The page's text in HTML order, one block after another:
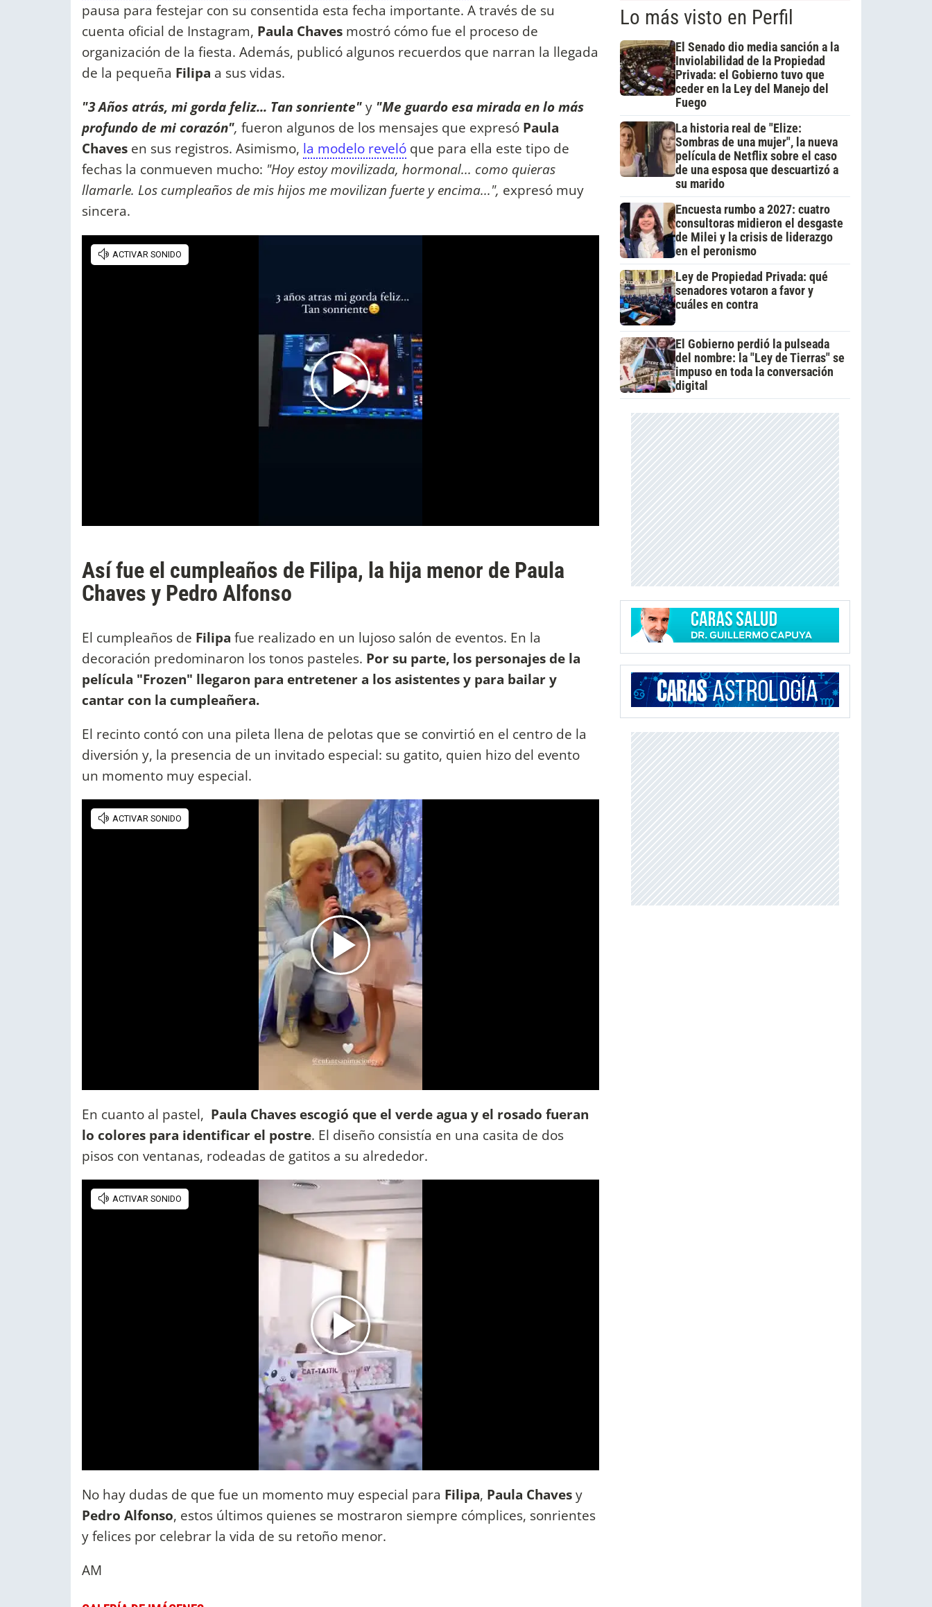
pausa para festejar con su consentida esta fecha importante. A través de su
cuenta oficial de Instagram, Paula Chaves mostró cómo fue el proceso de
organización de la fiesta. Además, publicó algunos recuerdos que narran la llegada
de la pequeña Filipa a sus vidas.
"3 Años atrás, mi gorda feliz... Tan sonriente"y "Me guardo esa mirada en lo más
profundo de mi corazón", fueron algunos de los mensajes que expresó Paula
Chaves en sus registros. Asimismo, la modelo reveló que para ella este tipo de
fechas la conmueven mucho: "Hoy estoy movilizada, hormonal... como quieras
llamarle. Los cumpleaños de mis hijos me movilizan fuerte y encima...", expresó muy
sincera.
Así fue el cumpleaños de Filipa, la hija menor de Paula
Chaves y Pedro Alfonso
El cumpleaños de Filipa fue realizado en un lujoso salón de eventos. En la
decoración predominaron los tonos pasteles. Por su parte, los personajes de la
película "Frozen" llegaron para entretener a los asistentes y para bailar y
cantar con la cumpleañera.
El recinto contó con una pileta llena de pelotas que se convirtió en el centro de la
diversión y, la presencia de un invitado especial: su gatito, quien hizo del evento
un momento muy especial.
En cuanto al pastel, Paula Chaves escogió que el verde agua y el rosado fueran
lo colores para identificar el postre. El diseño consistía en una casita de dos
pisos con ventanas, rodeadas de gatitos a su alrededor.
No hay dudas de que fue un momento muy especial para Filipa, Paula Chavesy
Pedro Alfonso, estos últimos quienes se mostraron siempre cómplices, sonrientes
y felices por celebrar la vida de su retoño menor.
AM
Lo más visto en Perfil
El Senado dio media sanción a la
Inviolabilidad de la Propiedad
Privada: el Gobierno tuvo que
ceder en la Ley del Manejo del
Fuego
La historia real de "Elize:
Sombras de una mujer", la nueva
película de Netflix sobre el caso
de una esposa que descuartizó a
su marido
Encuesta rumbo a 2027: cuatro
consultoras midieron el desgaste
de Milei y la crisis de liderazgo
en el peronismo
Ley de Propiedad Privada: qué
senadores votaron a favor y
cuáles en contra
El Gobierno perdió la pulseada
del nombre: la "Ley de Tierras" se
impuso en toda la conversación
digital